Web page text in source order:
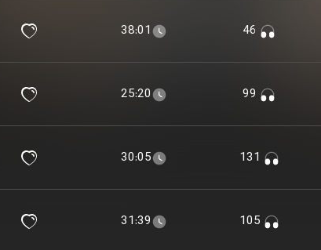
38:01
25:20
30:05
31:39